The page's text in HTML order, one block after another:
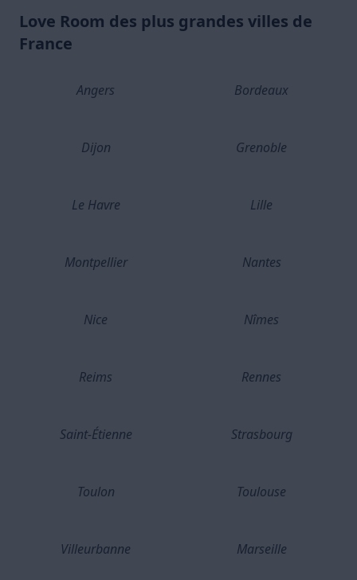
Love Room des plus grandes villes de
France
Angers Bordeaux
Dijon Grenoble
Le Havre Lille
Montpellier Nantes
Nice Nîmes
Reims Rennes
Saint-Étienne Strasbourg
Toulon Toulouse
Villeurbanne Marseille